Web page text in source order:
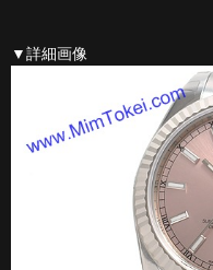
▼詳細画像